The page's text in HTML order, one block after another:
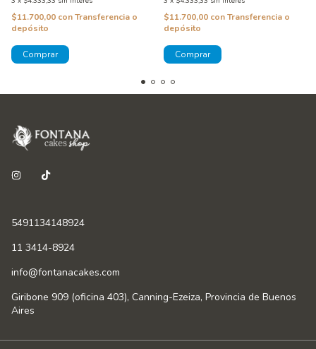
$11.700,00 conTransferencia o
depósito
$11.700,00 conTransferencia o
depósito
5491134148924
11 3414-8924
info@fontanacakes.com
Giribone 909 (oficina 403), Canning-Ezeiza, Provincia de Buenos
Aires